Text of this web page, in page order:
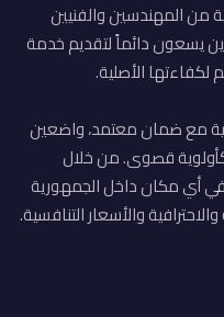
من المهندسين والفنيين
يسعون دائماً لتقديم خدمة
الأصلية.
مع ضمان معتمد، واضعين
كأولوية قصوى. من خلال
أي مكان داخل الجمهورية
والأسعار التنافسية.